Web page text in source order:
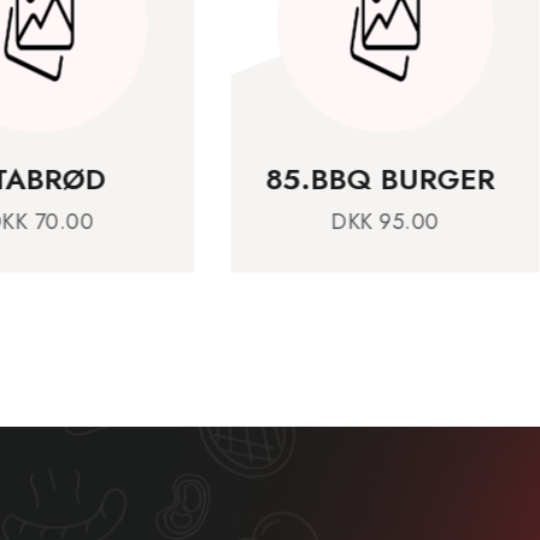
BURGER
DKK 95.00
HVIDLØGSBRØD
DKK 85.00